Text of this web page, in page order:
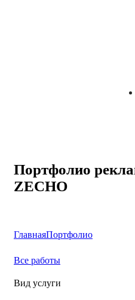
Портфолио
ZECHO
ГлавнаяПортфолио
Все работы
Вид услуги